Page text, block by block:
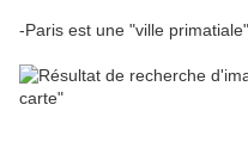
-Paris est une "ville primatiale".